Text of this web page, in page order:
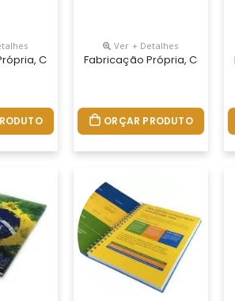
E 21x28 Cm. Capa Impressa
Do Seu Jeito.tamanhos 15x21,18x25 E
Cadernos Personalizados Do Seu
Ver + Detalhes
Fabricação Própria,
ORÇAR PRODUTO